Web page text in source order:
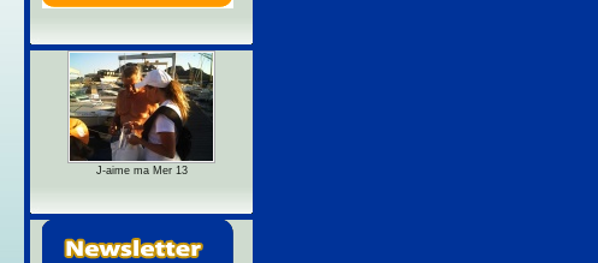
J-aime ma Mer 13